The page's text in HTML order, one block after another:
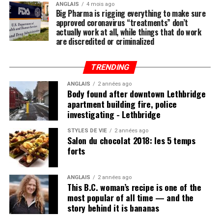
ANGLAIS 4 mois ago
Big Pharma is rigging everything to make sure
approved coronavirus “treatments” don’t
actually work at all, while things that do work
are discredited or criminalized
TRENDING
ANGLAIS 2 années ago
Body found after downtown Lethbridge
apartment building fire, police
investigating - Lethbridge
STYLES DE VIE 2 années ago
Salon du chocolat 2018: les 5 temps
forts
ANGLAIS 2 années ago
This B.C. woman’s recipe is one of the
most popular of all time — and the
story behind it is bananas